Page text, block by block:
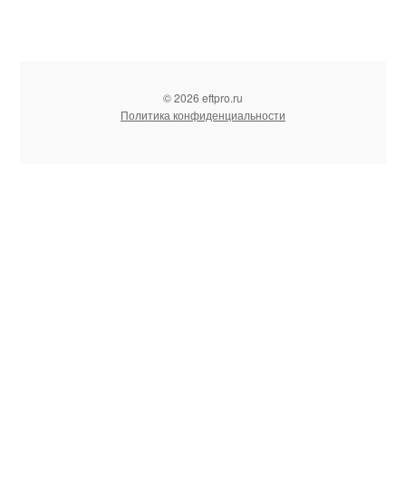
© 2026 eftpro.ru
Политика конфиденциальности